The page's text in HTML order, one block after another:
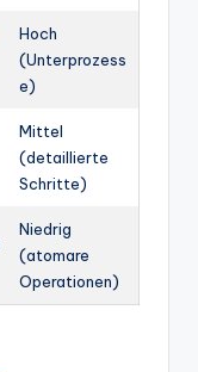
Hoch
(Unterprozess
e)
Mittel
(detaillierte
Schritte)
Niedrig
(atomare
Operationen)